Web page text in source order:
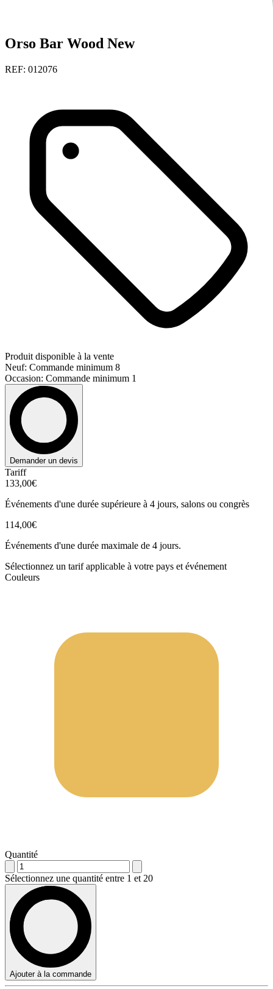
Orso Bar Wood New
REF: 012076
Produit disponible à la vente
Neuf: Commande minimum 8
Occasion: Commande minimum 1
Demander un devis
Tariff
133,00€
Événements d'une durée supérieure à 4 jours, salons ou congrès
114,00€
Événements d'une durée maximale de 4 jours.
Sélectionnez un tarif applicable à votre pays et événement
Couleurs
Quantité
Sélectionnez une quantité entre 1 et 20
Ajouter à la commande